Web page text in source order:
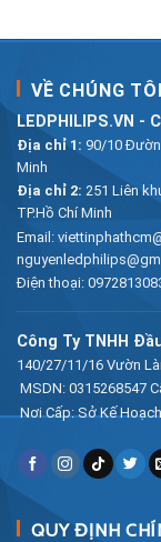
VỀ CHÚNG TÔI
LEDPHILIPS.VN -
Địa chỉ 1: 90/10
Minh
Địa chỉ 2: 251 Liên
TP.Hồ Chí Minh
Email:
Điện thoại:
Công Ty TNHH
140/27/11/16 Vườn
MSDN: 0315268547
Nơi Cấp: Sở Kế
QUY ĐỊNH